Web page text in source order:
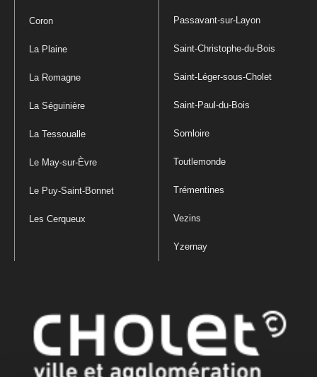
Coron
La Plaine
La Romagne
La Séguinière
La Tessoualle
Le May-sur-Èvre
Le Puy-Saint-Bonnet
Les Cerqueux
Passavant-sur-Layon
Saint-Christophe-du-Bois
Saint-Léger-sous-Cholet
Saint-Paul-du-Bois
Somloire
Toutlemonde
Trémentines
Vezins
Yzernay